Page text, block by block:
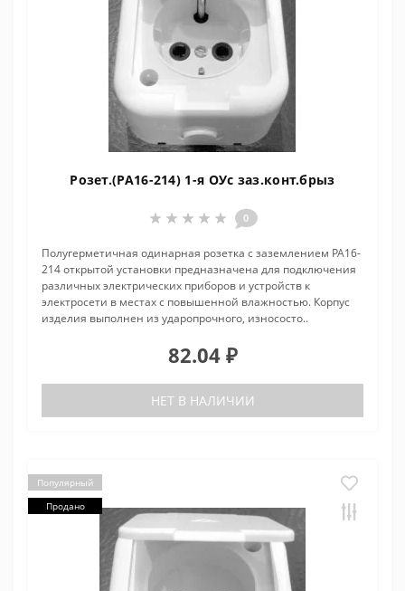
Розет.(РА16-214) 1-я ОУс заз.конт.брыз
0
Полугерметичная одинарная розетка с заземлением РА16-
214 открытой установки предназначена для подключения
различных электрических приборов и устройств к
электросети в местах с повышенной влажностью. Корпус
изделия выполнен из ударопрочного, износосто..
82.04 ₽
НЕТ В НАЛИЧИИ
Популярный
Продано